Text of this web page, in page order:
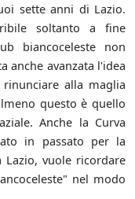
sette anni di Lazio.
soltanto a fine
biancoceleste non
anche avanzata l'idea
rinunciare alla maglia
questo è quello
Anche la Curva
in passato per la
Lazio, vuole ricordare
nel modo